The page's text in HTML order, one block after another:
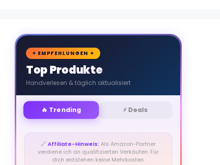
🛒
✦ EMPFEHLUNGEN ✦
Top Produkte
Handverlesen & täglich aktualisiert
🔥 Trending ⚡ Deals
🔗Affiliate-Hinweis:Als Amazon-Partner
verdiene ich an qualifizierten Verkäufen. Für
dich entstehen keine Mehrkosten.